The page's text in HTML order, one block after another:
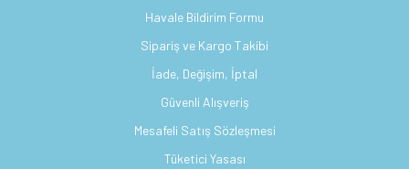
Havale Bildirim Formu
Sipariş ve Kargo Takibi
İade, Değişim, İptal
Güvenli Alışveriş
Mesafeli Satış Sözleşmesi
Tüketici Yasası